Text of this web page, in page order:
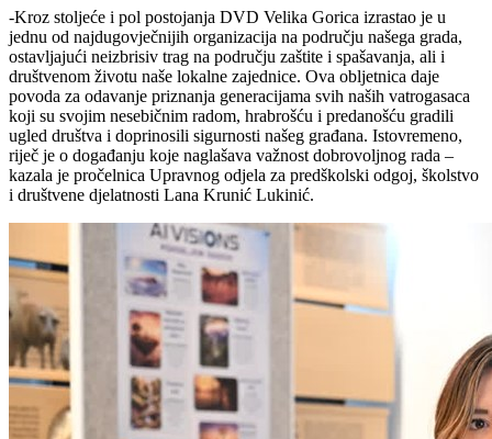
-Kroz stoljeće i pol postojanja DVD Velika Gorica izrastao je u
jednu od najdugovječnijih organizacija na području našega grada,
ostavljajući neizbrisiv trag na području zaštite i spašavanja, ali i
društvenom životu naše lokalne zajednice. Ova obljetnica daje
povoda za odavanje priznanja generacijama svih naših vatrogasaca
koji su svojim nesebičnim radom, hrabrošću i predanošću gradili
ugled društva i doprinosili sigurnosti našeg građana. Istovremeno,
riječ je o događanju koje naglašava važnost dobrovoljnog rada –
kazala je pročelnica Upravnog odjela za predškolski odgoj, školstvo
i društvene djelatnosti Lana Krunić Lukinić.